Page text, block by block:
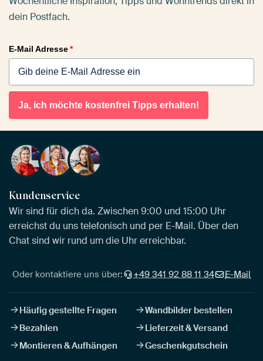
dein Postfach.
E-Mail Adresse*
Ja, ich möchte kostenfrei Tipps erhalten!
Kundenservice
Wir sind für dich da. Zwischen 9:00 und 15:00 Uhr
erreichst du uns telefonisch und per E-Mail. Über den
Chat sind wir rund um die Uhr erreichbar.
Oder kontaktiere uns über: +49 341 92 88 11 34 E-Mail
Häufig gestellte Fragen
Wandbilder bestellen
Bezahlen
Lieferzeit & Versand
Montieren & Aufhängen
Geschenkgutschein